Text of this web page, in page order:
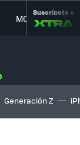
MOVILIDAD
Suscríbete a
Generación Z